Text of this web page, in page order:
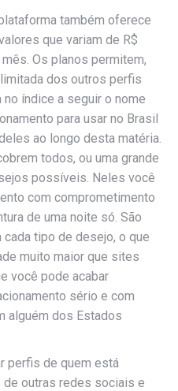
também oferece
que variam de R$
Os planos permitem,
dos outros perfis
índice a seguir o nome
para usar no Brasil
ao longo desta matéria.
todos, ou uma grande
possíveis. Neles você
com comprometimento
de uma noite só. São
tipo de desejo, o que
muito maior que sites
você pode acabar
sério e com
alguém dos Estados
perfis de quem está
outras redes sociais e